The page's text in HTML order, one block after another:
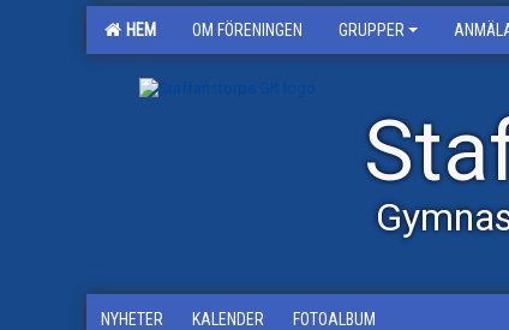
HEM OM FÖRENINGEN GRUPPER
NYHETER KALENDER FOTOALBUM